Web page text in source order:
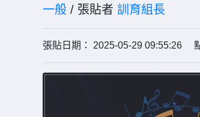
一般 / 張貼者 訓育組長
張貼日期： 2025-05-29 09:55:26